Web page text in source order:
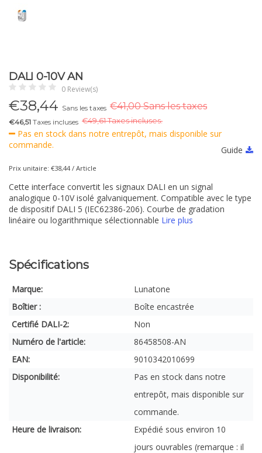
DALI 0-10V AN
0 Review(s)
€38,44 Sans les taxes €41,00 Sans les taxes
€46,51 Taxes incluses €49,61 Taxes incluses.
Pas en stock dans notre entrepôt, mais disponible sur
commande.
Guide
Prix unitaire: €38,44 / Article
Cette interface convertit les signaux DALI en un signal
analogique 0-10V isolé galvaniquement. Compatible avec le type
de dispositif DALI 5 (IEC62386-206). Courbe de gradation
linéaire ou logarithmique sélectionnable Lire plus
Spécifications
Marque:
Lunatone
Boîtier :
Boîte encastrée
Certifié DALI-2:
Non
Numéro de l'article:
86458508-AN
EAN:
9010342010699
Disponibilité:
Pas en stock dans notre
entrepôt, mais disponible sur
commande.
Heure de livraison:
Expédié sous environ 10
jours ouvrables (remarque : il